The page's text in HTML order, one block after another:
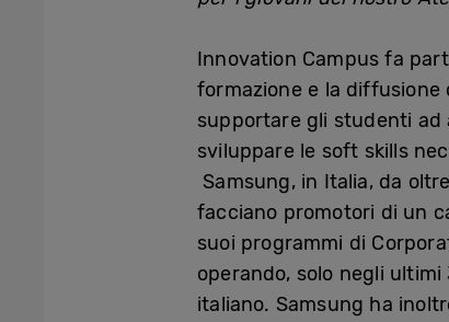
Innovation Campus fa
formazione e la
supportare gli studenti ad
sviluppare le soft skills
Samsung, in Italia, da
facciano promotori di un
suoi programmi di
operando, solo negli
italiano. Samsung ha